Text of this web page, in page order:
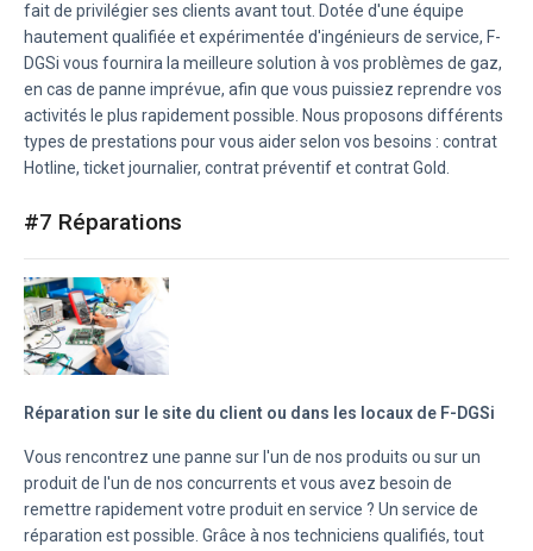
fait de privilégier ses clients avant tout. Dotée d'une équipe
hautement qualifiée et expérimentée d'ingénieurs de service, F-
DGSi vous fournira la meilleure solution à vos problèmes de gaz,
en cas de panne imprévue, afin que vous puissiez reprendre vos
activités le plus rapidement possible. Nous proposons différents
types de prestations pour vous aider selon vos besoins : contrat
Hotline, ticket journalier, contrat préventif et contrat Gold.
#7 Réparations
Réparation sur le site du client ou dans les locaux de F-DGSi
Vous rencontrez une panne sur l'un de nos produits ou sur un
produit de l'un de nos concurrents et vous avez besoin de
remettre rapidement votre produit en service ? Un service de
réparation est possible. Grâce à nos techniciens qualifiés, tout